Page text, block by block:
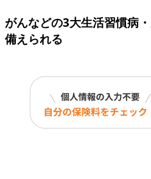
がんなどの3大生活習慣病
備えられる